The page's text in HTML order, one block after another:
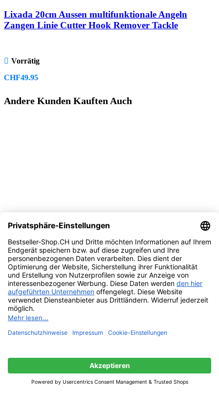
Lixada 20cm Aussen multifunktionale Angeln
Zangen Linie Cutter Hook Remover Tackle
Vorrätig
CHF49.95
Andere Kunden Kauften Auch